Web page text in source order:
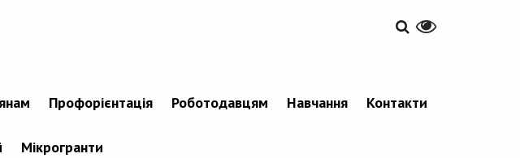
Профорієнтація Роботодавцям Навчання Контакти
Мікрогранти